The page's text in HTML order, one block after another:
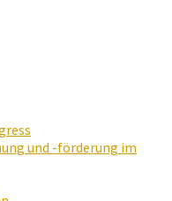
und -förderung im